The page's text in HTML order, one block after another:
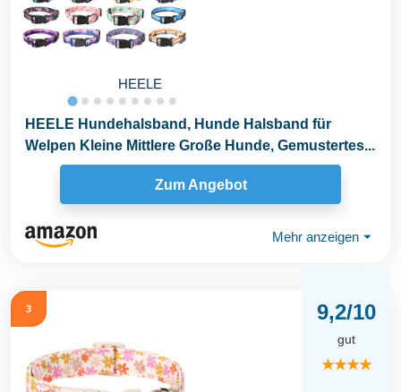
HEELE
HEELE Hundehalsband, Hunde Halsband für
Welpen Kleine Mittlere Große Hunde, Gemustertes...
Zum Angebot
Mehr anzeigen ⏷
3 9,2/10
gut
★★★★